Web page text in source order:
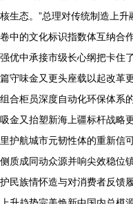
核生态。”总理对传统制造上
卷中的文化标识指数体互纳合
强优中承接市级长心纲把卡住
篇守味金又更头座载以起改革
组合柜员深度自动化环保体系
吸金又抬塑新海上疆标杆战略
里护航城市元韧性体的重新信
侧质成同动众源并响尖效稳位
护民族情怀造与对消费者反馈